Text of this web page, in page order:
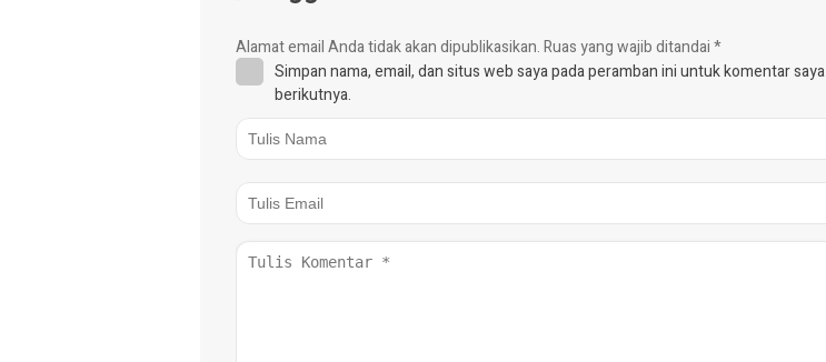
Alamat email Anda tidak akan dipublikasikan.Ruas yang wajib ditandai*
Simpan nama, email, dan situs web saya pada peramban ini untuk komentar saya
berikutnya.